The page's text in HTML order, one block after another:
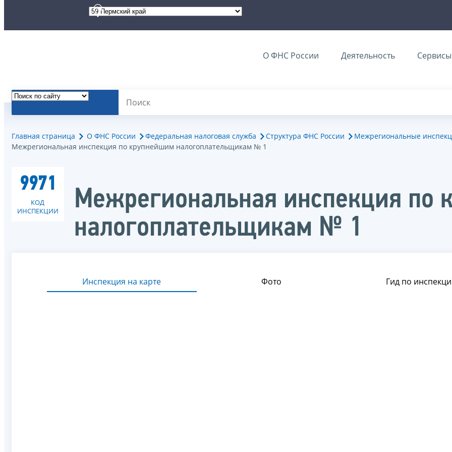
О ФНС России Деятельность Сервисы
Главная страница О ФНС России Федеральная налоговая служба Структура ФНС России
Межрегиональные
Межрегиональная инспекция по крупнейшим налогоплательщикам № 1
9971
КОД
ИНСПЕКЦИИ
Межрегиональная инспекция по
налогоплательщикам № 1
Инспекция на карте Фото Гид по